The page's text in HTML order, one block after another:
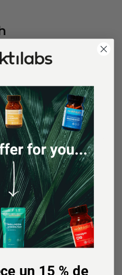
gute Quelle für
Omega-3-
schon.
die darin enthaltenen
(Docosahexaensäure) und
eventuell Entzündungen
Folge des metabolischen
oder Nierenerkrankungen
legte eine Studie nahe, die im
Other Lipid Mediators
dem Jahr 2011 schien der
die DHA bzw. EPA
verschiedener
zur Folge zu haben. [11]
un 15 % de